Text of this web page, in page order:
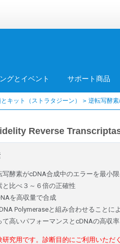
グとイベント サポート商品
キット（ストラタジーン） 逆転写酵素
Reverse
酵素がcDNA合成中のエラーを最小
比べ３～６倍の正確性
を高収量で合成
Polymeraseと組み合わせることに
て高いパフォーマンスとcDNAの高収
究用です。診断目的にご利用いただ